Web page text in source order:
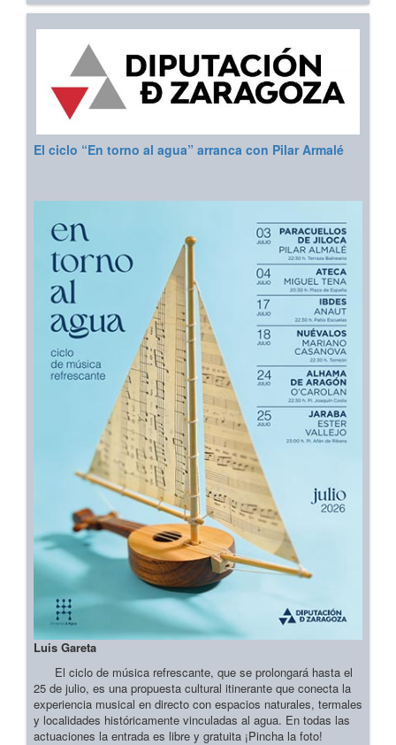
El ciclo “En torno al agua” arranca con Pilar Armalé
Luis Gareta
El ciclo de música refrescante, que se prolongará hasta el
25 de julio, es una propuesta cultural itinerante que conecta la
experiencia musical en directo con espacios naturales, termales
y localidades históricamente vinculadas al agua. En todas las
actuaciones la entrada es libre y gratuita ¡Pincha la foto!